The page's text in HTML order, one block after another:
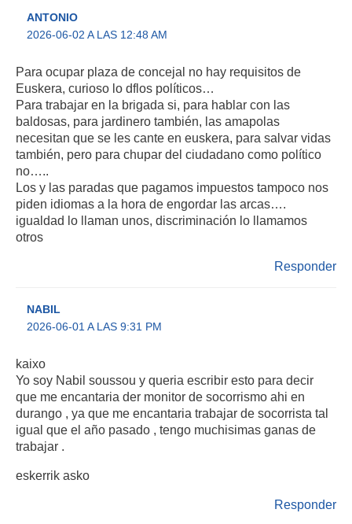
ANTONIO
2026-06-02 A LAS 12:48 AM
Para ocupar plaza de concejal no hay requisitos de
Euskera, curioso lo dflos políticos…
Para trabajar en la brigada si, para hablar con las
baldosas, para jardinero también, las amapolas
necesitan que se les cante en euskera, para salvar vidas
también, pero para chupar del ciudadano como político
no…..
Los y las paradas que pagamos impuestos tampoco nos
piden idiomas a la hora de engordar las arcas….
igualdad lo llaman unos, discriminación lo llamamos
otros
Responder
NABIL
2026-06-01 A LAS 9:31 PM
kaixo
Yo soy Nabil soussou y queria escribir esto para decir
que me encantaria der monitor de socorrismo ahi en
durango , ya que me encantaria trabajar de socorrista tal
igual que el año pasado , tengo muchisimas ganas de
trabajar .
eskerrik asko
Responder